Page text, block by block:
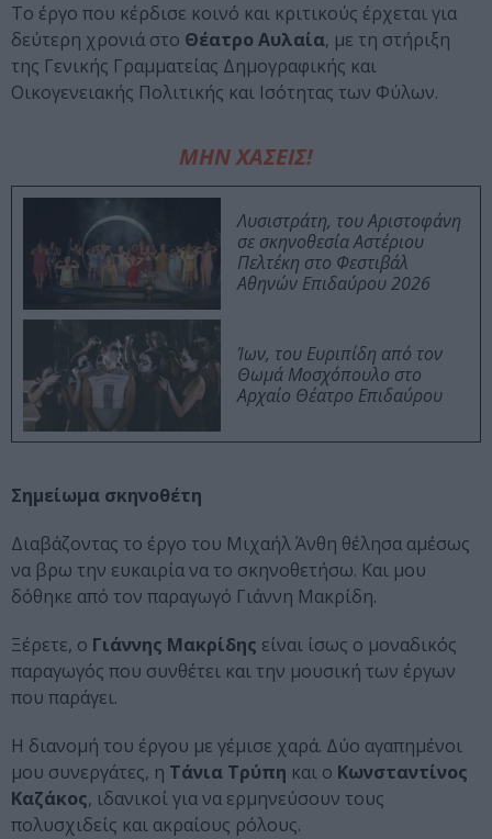
Το έργο που κέρδισε κοινό και κριτικούς έρχεται για
δεύτερη χρονιά στο Θέατρο Αυλαία, με τη στήριξη
της Γενικής Γραμματείας Δημογραφικής και
Οικογενειακής Πολιτικής και Ισότητας των Φύλων.
ΜΗΝ ΧΑΣΕΙΣ!
Λυσιστράτη, του Αριστοφάνη
σε σκηνοθεσία Αστέριου
Πελτέκη στο Φεστιβάλ
Αθηνών Επιδαύρου 2026
Ίων, του Ευριπίδη από τον
Θωμά Μοσχόπουλο στο
Αρχαίο Θέατρο Επιδαύρου
Σημείωμα σκηνοθέτη
Διαβάζοντας το έργο του Μιχαήλ Άνθη θέλησα αμέσως
να βρω την ευκαιρία να το σκηνοθετήσω. Και μου
δόθηκε από τον παραγωγό Γιάννη Μακρίδη.
Ξέρετε, ο Γιάννης Μακρίδης είναι ίσως ο μοναδικός
παραγωγός που συνθέτει και την μουσική των έργων
που παράγει.
Η διανομή του έργου με γέμισε χαρά. Δύο αγαπημένοι
μου συνεργάτες, η Τάνια Τρύπη και ο Κωνσταντίνος
Καζάκος, ιδανικοί για να ερμηνεύσουν τους
πολυσχιδείς και ακραίους ρόλους.